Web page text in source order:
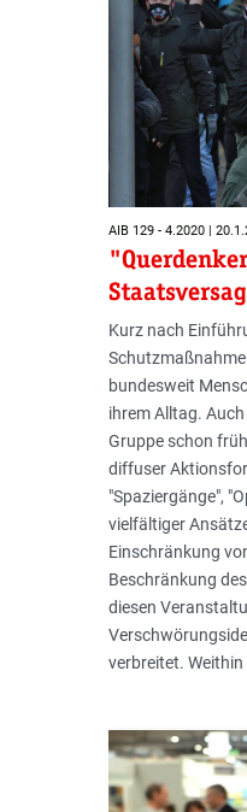
AIB 129 - 4.2020 |
Kurz nach
bundesweit
ihrem Alltag.
Gruppe schon
diffuser
"Spaziergänge",
vielfältiger
Einschränkung
Beschränkung
diesen
verbreitet.